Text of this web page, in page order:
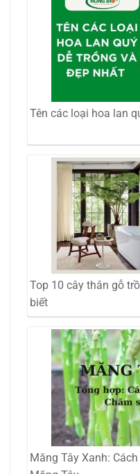
Tên các loại hoa lan
Top 10 cây thân gỗ
biết
Măng Tây Xanh: